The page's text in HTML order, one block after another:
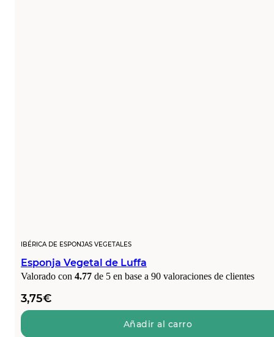
IBÉRICA DE ESPONJAS VEGETALES
Esponja Vegetal de Luffa
Valorado con 4.77 de 5 en base a 90 valoraciones de clientes
3,75€
Añadir al carro